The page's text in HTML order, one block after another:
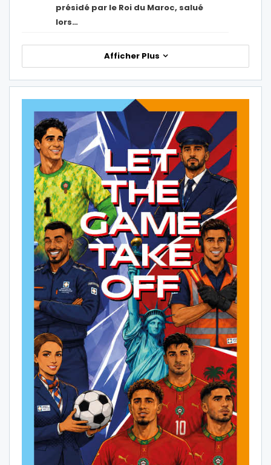
présidé par le Roi du Maroc, salué
lors…
Afficher Plus